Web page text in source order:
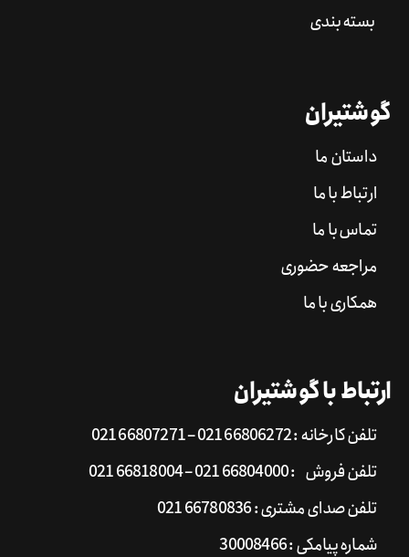
بسته بندی
گوشتیران
داستان ما
ارتباط با ما
تماس با ما
مراجعه حضوری
همکاری با ما
ارتباط با گوشتیران
تلفن کارخانه : 66806272 021 – 66807271 021
تلفن فروش : 66804000 021 – 66818004 021
تلفن صدای مشتری : 66780836 021
شماره پیامکی : 30008466